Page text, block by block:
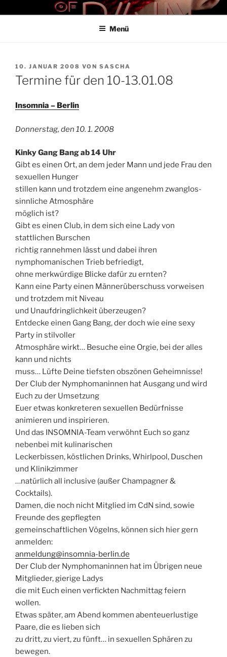
InhaltTHE ART OF PAIN
Der Blog für BDSM und Kinky Lifestyle
Menü
VERÖFFENTLICHT
AM
10. JANUAR 2008 VON SASCHA
Termine für den 10-13.01.08
Insomnia – Berlin
Donnerstag, den 10. 1. 2008
Kinky Gang Bang ab 14 Uhr
Gibt es einen Ort, an dem jeder Mann und jede Frau den
sexuellen Hunger
stillen kann und trotzdem eine angenehm zwanglos-
sinnliche Atmosphäre
möglich ist?
Gibt es einen Club, in dem sich eine Lady von
stattlichen Burschen
richtig rannehmen lässt und dabei ihren
nymphomanischen Trieb befriedigt,
ohne merkwürdige Blicke dafür zu ernten?
Kann eine Party einen Männerüberschuss vorweisen
und trotzdem mit Niveau
und Unaufdringlichkeit überzeugen?
Entdecke einen Gang Bang, der doch wie eine sexy
Party in stilvoller
Atmosphäre wirkt… Besuche eine Orgie, bei der alles
kann und nichts
muss… Lüfte Deine tiefsten obszönen Geheimnisse!
Der Club der Nymphomaninnen hat Ausgang und wird
Euch zu der Umsetzung
Euer etwas konkreteren sexuellen Bedürfnisse
animieren und inspirieren.
Und das INSOMNIA-Team verwöhnt Euch so ganz
nebenbei mit kulinarischen
Leckerbissen, köstlichen Drinks, Whirlpool, Duschen
und Klinikzimmer
…natürlich all inclusive (außer Champagner &
Cocktails).
Damen, die noch nicht Mitglied im CdN sind, sowie
Freunde des gepflegten
gemeinschaftlichen Vögelns, können sich hier gern
anmelden:
anmeldung@insomnia-berlin.de
Der Club der Nymphomaninnen hat im Übrigen neue
Mitglieder, gierige Ladys
die mit Euch einen verfickten Nachmittag feiern
wollen.
Etwas später, am Abend kommen abenteuerlustige
Paare, die es lieben sich
zu dritt, zu viert, zu fünft… in sexuellen Sphären zu
bewegen.